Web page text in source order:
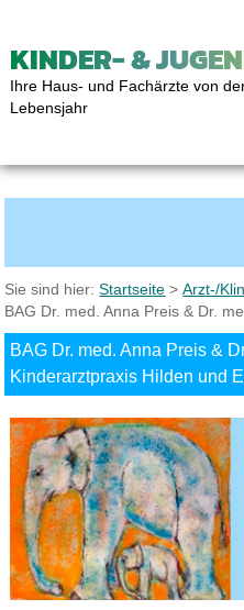
KINDER- &
Ihre Haus- und Fachärzte von
Lebensjahr
Sie sind hier:Startseite >Arzt-/
BAG Dr. med. Anna Preis & Dr.
BAG Dr. med. Anna Preis &
Kinderarztpraxis Hilden und